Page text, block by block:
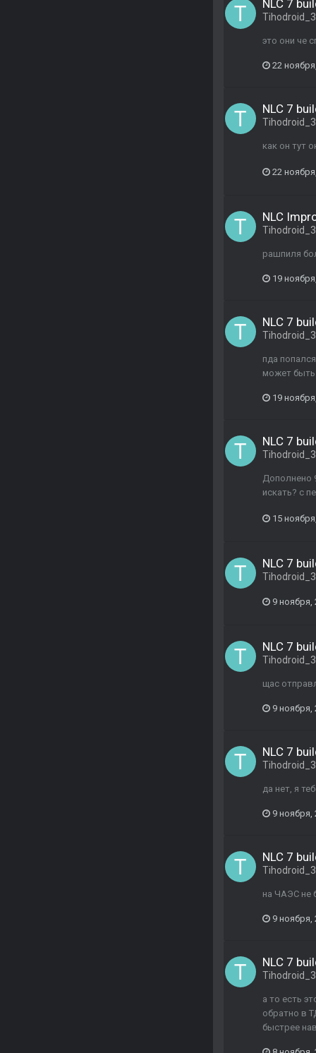
NLC 7
это они че
22
NLC 7
как он тут
22
NLC
рашпиля
19
NLC 7
пда
может быть
19
NLC 7
Дополнено
искать? с
15
NLC 7
9 ноября,
NLC 7
щас
9 ноября,
NLC 7
да нет, я
9 ноября,
NLC 7
на ЧАЭС не
9 ноября,
NLC 7
а то есть
обратно в
быстрее